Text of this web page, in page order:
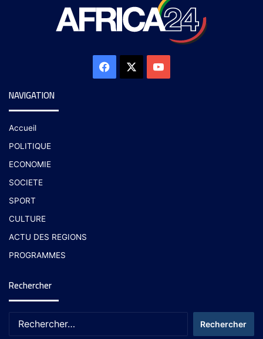
NAVIGATION
Accueil
POLITIQUE
ECONOMIE
SOCIETE
SPORT
CULTURE
ACTU DES REGIONS
PROGRAMMES
Rechercher